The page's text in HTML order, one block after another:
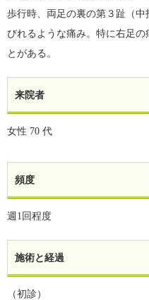
歩行時、両足の裏の第３趾（
びれるような痛み。特に右足
とがある。
来院者
女性 70 代
頻度
週1回程度
施術と経過
（初診）